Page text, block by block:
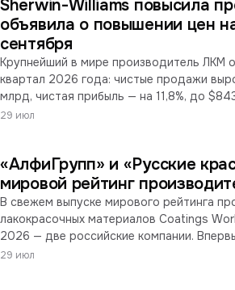
многом отражает сдвиг ассортимента в
дорогих материалов, а не рост тоннажа.
всё ещё отстаёт от прошлогоднего
Sherwin-Williams повысила
объявила о повышении цен
сентября
Крупнейший в мире производитель ЛКМ
квартал 2026 года: чистые продажи
млрд, чистая прибыль — на 11,8%, до
повысила прогноз прибыли на весь год.
инфляции сырья, энергии, логистики и
объявила о повышении цен в сети
8% с 1 сентября.
29 июл
«АлфиГрупп» и «Русские
мировой рейтинг
В свежем выпуске мирового рейтинга
лакокрасочных материалов Coatings
2026 — две российские компании.
«АлфиГрупп» (Санкт-Петербург), которой
29 июл